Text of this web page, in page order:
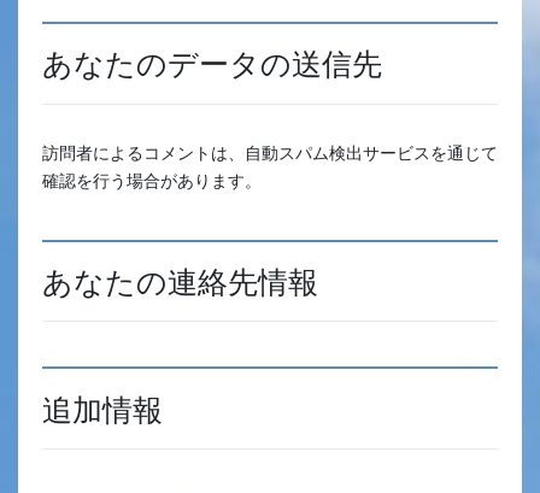
あなたのデータの送信先
訪問者によるコメントは、自動スパム検出サービスを通じて
確認を行う場合があります。
あなたの連絡先情報
追加情報